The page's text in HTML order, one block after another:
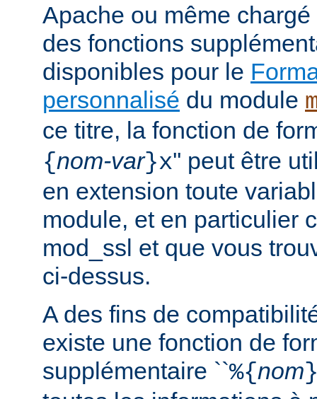
Apache ou même
des fonctions
disponibles pour le
personnalisé du module
ce titre, la fonction de
{nom-var}x'' peut être
en extension toute
module, et en particulier
mod_ssl et que vous
ci-dessus.
A des fins de
existe une fonction de
supplémentaire ``%{nom